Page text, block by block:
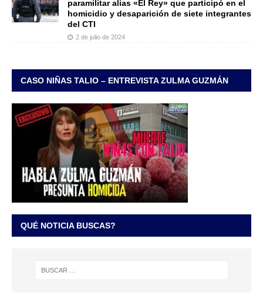
paramilitar alias «El Rey» que participó en el
homicidio y desaparición de siete integrantes
del CTI
2 de julio de 2024
CASO NIÑAS TALIO – ENTREVISTA ZULMA GUZMÁN
QUÉ NOTICIA BUSCAS?